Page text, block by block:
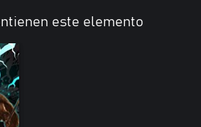
este elemento